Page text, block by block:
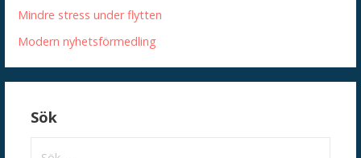
Mindre stress under flytten
Modern nyhetsförmedling
Sök